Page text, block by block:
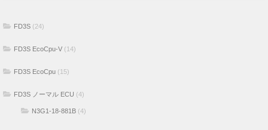
FD3S (24)
FD3S EcoCpu-V (14)
FD3S EcoCpu (15)
FD3S ノーマル ECU (4)
N3G1-18-881B (4)